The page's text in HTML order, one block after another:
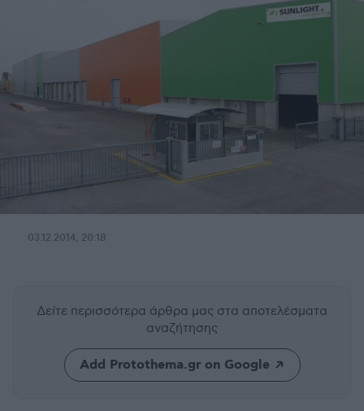
03.12.2014, 20:18
Δείτε περισσότερα άρθρα μας στα αποτελέσματα
αναζήτησης
Add Protothema.gr on Google